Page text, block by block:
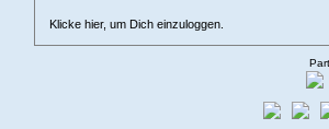
Klicke hier, um Dich einzuloggen.